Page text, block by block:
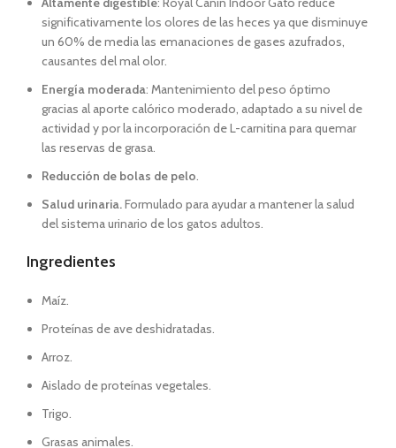
significativamente los olores de las heces ya que disminuye
un 60% de media las emanaciones de gases azufrados,
causantes del mal olor.
Energía moderada: Mantenimiento del peso óptimo
gracias al aporte calórico moderado, adaptado a su nivel de
actividad y por la incorporación de L-carnitina para quemar
las reservas de grasa.
Reducción de bolas de pelo.
Salud urinaria.Formulado para ayudar a mantener la salud
del sistema urinario de los gatos adultos.
Ingredientes
Maíz.
Proteínas de ave deshidratadas.
Arroz.
Aislado de proteínas vegetales.
Trigo.
Grasas animales.